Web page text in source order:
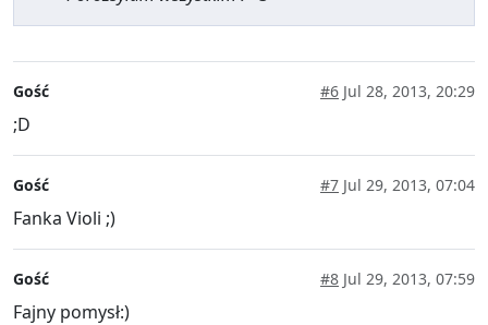
Gość #6 Jul 28, 2013, 20:29
;D
Gość #7 Jul 29, 2013, 07:04
Fanka Violi ;)
Gość #8 Jul 29, 2013, 07:59
Fajny pomysł:)